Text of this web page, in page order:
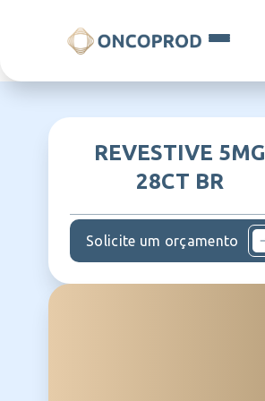
REVESTIVE 5MG
28CT BR
Solicite um orçamento